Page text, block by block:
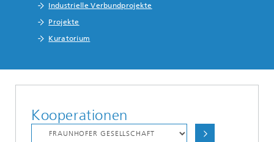
Industrielle Verbundprojekte
Projekte
Kuratorium
Kooperationen